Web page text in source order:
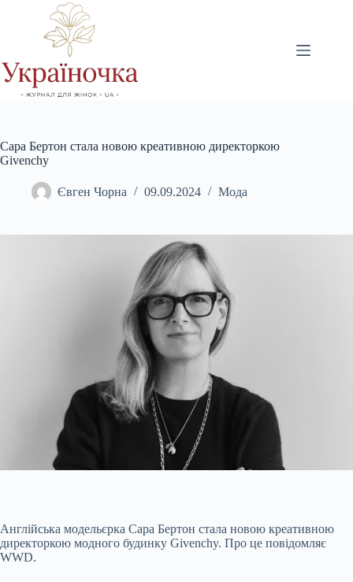
Сара Бертон стала новою креативною директоркою
Givenchy
Євген Чорна 09.09.2024 Мода
Англійська модельєрка Сара Бертон стала новою креативною
директоркою модного будинку Givenchy. Про це повідомляє
WWD.